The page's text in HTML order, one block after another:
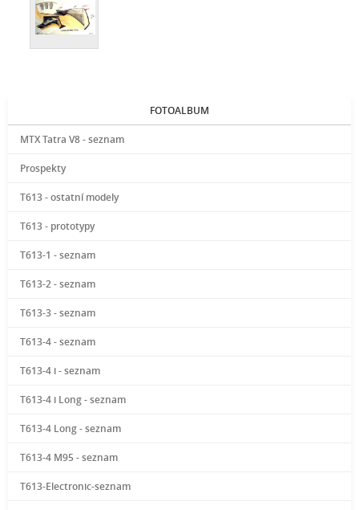
FOTOALBUM
MTX Tatra V8 - seznam
Prospekty
T613 - ostatní modely
T613 - prototypy
T613-1 - seznam
T613-2 - seznam
T613-3 - seznam
T613-4 - seznam
T613-4 i - seznam
T613-4 i Long - seznam
T613-4 Long - seznam
T613-4 M95 - seznam
T613-Electronic-seznam